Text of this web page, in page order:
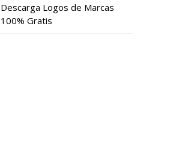
Descarga Logos de Marcas
100% Gratis